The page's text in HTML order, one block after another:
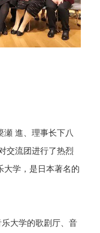
進、理事长下八
交流团进行了热烈
大学，是日本著名的
大学的歌剧厅、音